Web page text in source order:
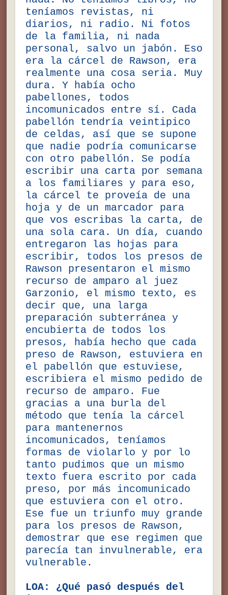
teníamos revistas, ni
diarios, ni radio. Ni fotos
de la familia, ni nada
personal, salvo un jabón. Eso
era la cárcel de Rawson, era
realmente una cosa seria. Muy
dura. Y había ocho
pabellones, todos
incomunicados entre sí. Cada
pabellón tendría veintipico
de celdas, así que se supone
que nadie podría comunicarse
con otro pabellón. Se podía
escribir una carta por semana
a los familiares y para eso,
la cárcel te proveía de una
hoja y de un marcador para
que vos escribas la carta, de
una sola cara. Un día, cuando
entregaron las hojas para
escribir, todos los presos de
Rawson presentaron el mismo
recurso de amparo al juez
Garzonio, el mismo texto, es
decir que, una larga
preparación subterránea y
encubierta de todos los
presos, había hecho que cada
preso de Rawson, estuviera en
el pabellón que estuviese,
escribiera el mismo pedido de
recurso de amparo. Fue
gracias a una burla del
método que tenía la cárcel
para mantenernos
incomunicados, teníamos
formas de violarlo y por lo
tanto pudimos que un mismo
texto fuera escrito por cada
preso, por más incomunicado
que estuviera con el otro.
Ese fue un triunfo muy grande
para los presos de Rawson,
demostrar que ese regimen que
parecía tan invulnerable, era
vulnerable.
LOA: ¿Qué pasó después del